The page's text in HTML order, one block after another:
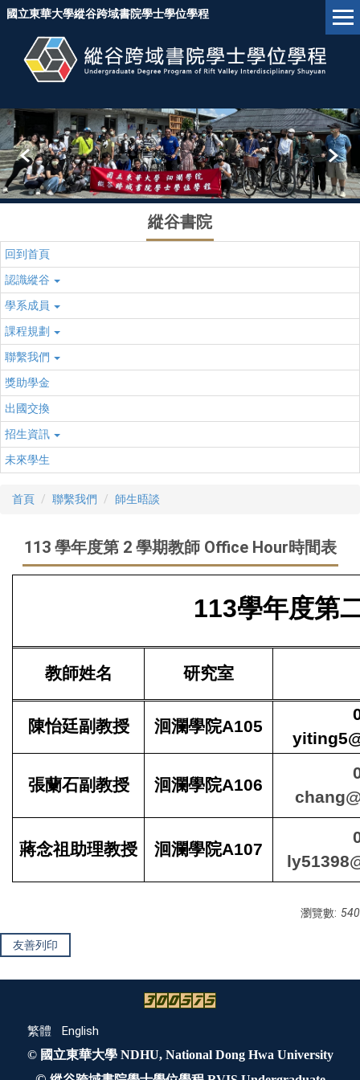
跳
區
塊
國立東華大學縱谷跨域書院學士學位學程
縱谷書院
回到首頁
認識縱谷
學系成員
課程規劃
聯繫我們
獎助學金
出國交換
招生資訊
未來學生
首頁 聯繫我們 師生晤談
113 學年度第 2 學期教師 Office Hour時間表
113學年度第
教師姓名 研究室
陳怡廷副教授 洄瀾學院A105
張蘭石副教授 洄瀾學院A106
蔣念祖助理教授 洄瀾學院A107
瀏覽數: 540
友善列印
繁體 English
© 國立東華大學 NDHU, National Dong Hwa University